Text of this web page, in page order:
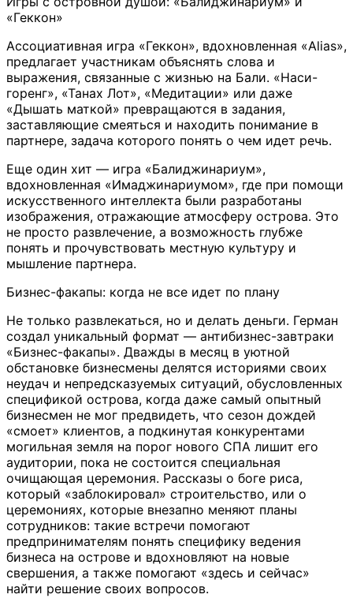
«Геккон»
Ассоциативная игра «Геккон», вдохновленная «Alias»,
предлагает участникам объяснять слова и
выражения, связанные с жизнью на Бали. «Наси-
горенг», «Танах Лот», «Медитации» или даже
«Дышать маткой» превращаются в задания,
заставляющие смеяться и находить понимание в
партнере, задача которого понять о чем идет речь.
Еще один хит — игра «Балиджинариум»,
вдохновленная «Имаджинариумом», где при помощи
искусственного интеллекта были разработаны
изображения, отражающие атмосферу острова. Это
не просто развлечение, а возможность глубже
понять и прочувствовать местную культуру и
мышление партнера.
Бизнес-факапы: когда не все идет по плану
Не только развлекаться, но и делать деньги. Герман
создал уникальный формат — антибизнес-завтраки
«Бизнес-факапы». Дважды в месяц в уютной
обстановке бизнесмены делятся историями своих
неудач и непредсказуемых ситуаций, обусловленных
спецификой острова, когда даже самый опытный
бизнесмен не мог предвидеть, что сезон дождей
«смоет» клиентов, а подкинутая конкурентами
могильная земля на порог нового СПА лишит его
аудитории, пока не состоится специальная
очищающая церемония. Рассказы о боге риса,
который «заблокировал» строительство, или о
церемониях, которые внезапно меняют планы
сотрудников: такие встречи помогают
предпринимателям понять специфику ведения
бизнеса на острове и вдохновляют на новые
свершения, а также помогают «здесь и сейчас»
найти решение своих вопросов.